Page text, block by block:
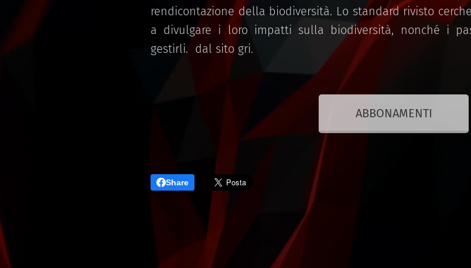
rendicontazione della biodiversità. Lo standard rivisto
a divulgare i loro impatti sulla biodiversità, nonché i
gestirli. dal sito gri.
ABBONAMENTI
Share